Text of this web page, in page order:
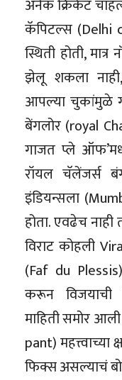
अनेक क्रिकेट
कॅपिटल्स (Delhi
स्थिती होती,
झेलू शकला
आपल्या चुकांमुळे
बेंगलोर (royal
गाजत प्ले
रॉयल चॅलेंजर्स
इंडियन्सला
होता. एवढेच
विराट कोहली
(Faf du
करून विजयाची
माहिती समोर
pant) महत्त्वाच्या
फिक्स असल्याचं